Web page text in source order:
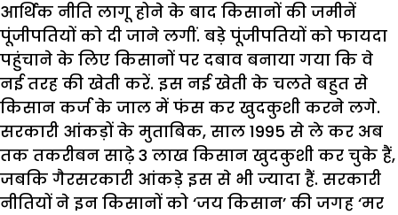
आर्थिक नीति लागू होने के बाद किसानों की जमीनें
पूंजीपतियों को दी जाने लगीं. बड़े पूंजीपतियों को फायदा
पहुंचाने के लिए किसानों पर दबाव बनाया गया कि वे
नई तरह की खेती करें. इस नई खेती के चलते बहुत से
किसान कर्ज के जाल में फंस कर खुदकुशी करने लगे.
सरकारी आंकड़ों के मुताबिक, साल 1995 से ले कर अब
तक तकरीबन साढ़े 3 लाख किसान खुदकुशी कर चुके हैं,
जबकि गैरसरकारी आंकड़े इस से भी ज्यादा हैं. सरकारी
नीतियों ने इन किसानों को ‘जय किसान’ की जगह ‘मर